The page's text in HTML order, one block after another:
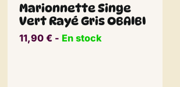
Marionnette Singe
Vert Rayé Gris OBAIBI
11,90 € ​​ - En stock